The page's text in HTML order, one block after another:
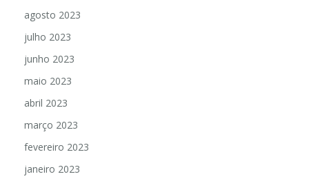
agosto 2023
julho 2023
junho 2023
maio 2023
abril 2023
março 2023
fevereiro 2023
janeiro 2023